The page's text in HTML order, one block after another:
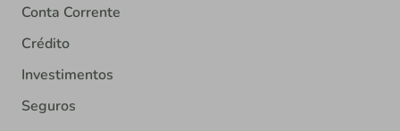
Conta Corrente
Crédito
Investimentos
Seguros